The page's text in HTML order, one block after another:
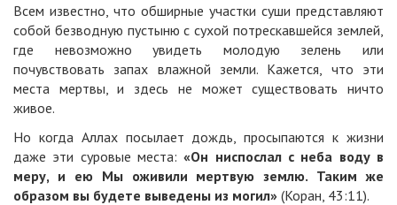
Всем известно, что обширные участки суши представляют
собой безводную пустыню с сухой потрескавшейся землей,
где невозможно увидеть молодую зелень или
почувствовать запах влажной земли. Кажется, что эти
места мертвы, и здесь не может существовать ничто
живое.
Но когда Аллах посылает дождь, просыпаются к жизни
даже эти суровые места:«Он ниспослал с неба воду в
меру, и ею Мы оживили мертвую землю. Таким же
образом вы будете выведены из могил» (Коран, 43:11).